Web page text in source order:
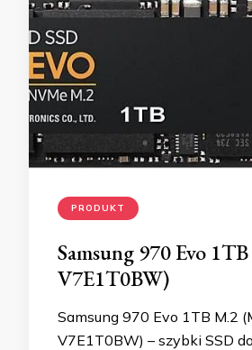
PRODUKT
Samsung 970 Evo
V7E1T0BW)
Samsung 970 Evo 1TB M.2
V7E1T0BW) – szybki SSD